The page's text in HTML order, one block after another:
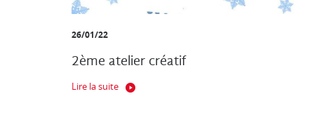
26/01/22
2ème atelier créatif
Lire la suite